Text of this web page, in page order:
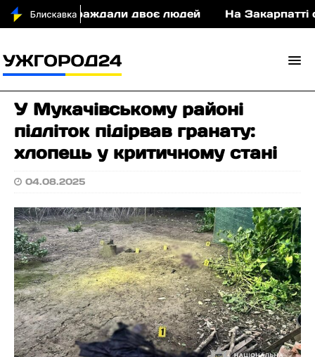
ДТП постраждали двоє людей На Закарпатті
У Мукачівському районі
підліток підірвав гранату:
хлопець у критичному стані
04.08.2025